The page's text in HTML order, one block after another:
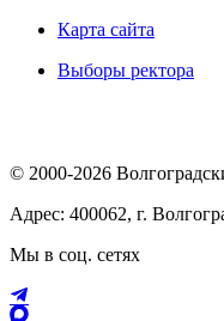
Карта сайта
Выборы ректора
© 2000-2026
Адрес: 400062, г.
Мы в соц. сетях